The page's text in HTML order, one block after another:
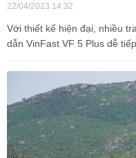
22/04/2023 14:32
Với thiết kế hiện đại, nhiều
dẫn VinFast VF 5 Plus dễ